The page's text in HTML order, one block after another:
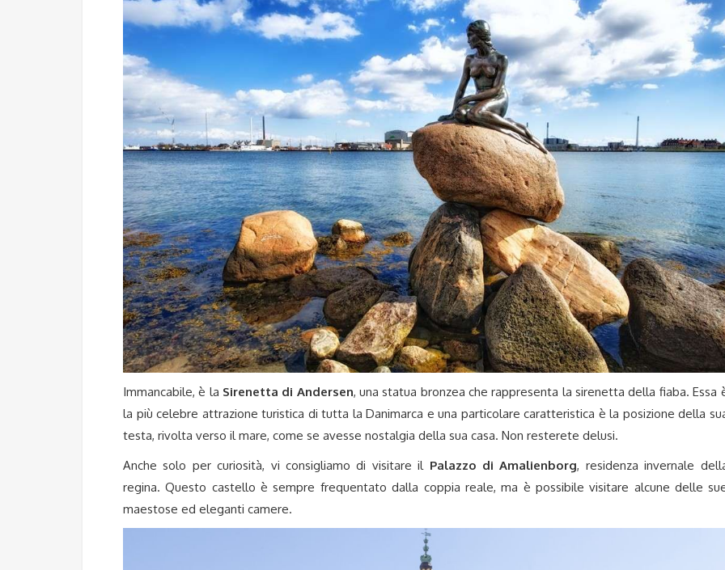
Immancabile, è la Sirenetta di Andersen, una statua bronzea che rappresenta la sirenetta della fiaba. Essa
la più celebre attrazione turistica di tutta la Danimarca e una particolare caratteristica è la posizione della
testa, rivolta verso il mare, come se avesse nostalgia della sua casa. Non resterete delusi.
Anche solo per curiosità, vi consigliamo di visitare il Palazzo di Amalienborg, residenza invernale
regina. Questo castello è sempre frequentato dalla coppia reale, ma è possibile visitare alcune delle
maestose ed eleganti camere.